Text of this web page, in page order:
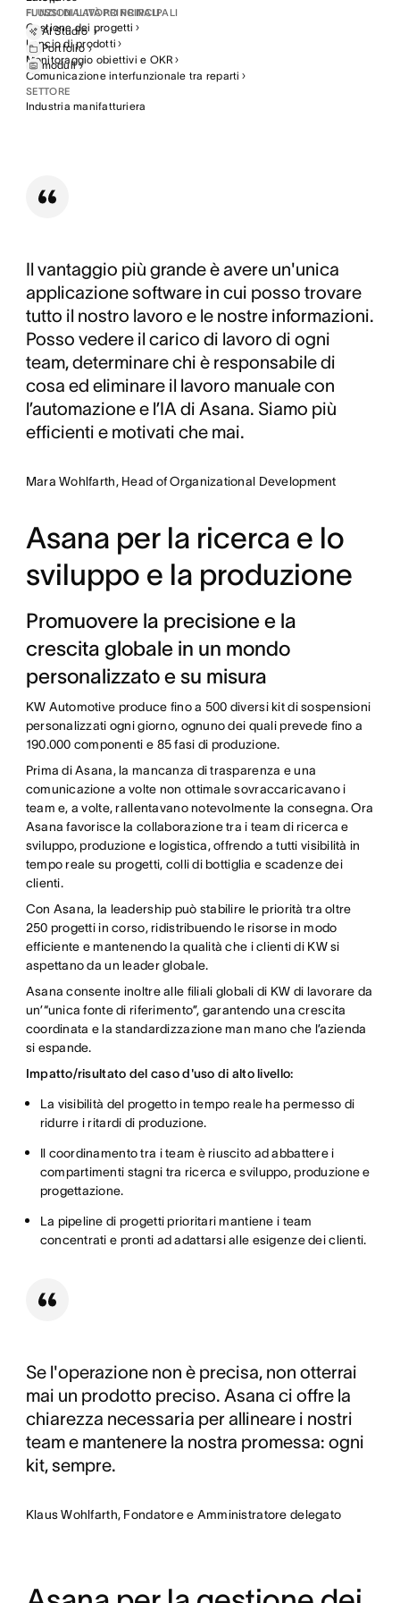
La scalabilità “su misura” richiedeva precisione e
agilità, cose semplicemente irraggiungibili con i soli
flussi di lavoro tradizionali.
L’implementazione di Asana ha eliminato il lavoro
manuale e ripetitivo e ha consentito la
standardizzazione dei processi, il tutto senza
sacrificare la flessibilità.
Flessibilità:Asana consente a KW di soddisfare le
esigenze specifiche dei clienti senza colli di bottiglia
operativi.
FLUSSI DI LAVORO PRINCIPALI
Gestione dei progetti
Lancio di prodotti
Monitoraggio obiettivi e OKR
Comunicazione interfunzionale tra reparti
SETTORE
Industria manifatturiera
FUNZIONALITÀ PRINCIPALI
AI Studio
Portfolio
moduli
Il vantaggio più grande è avere un'unica
applicazione software in cui posso trovare
tutto il nostro lavoro e le nostre informazioni.
Posso vedere il carico di lavoro di ogni
team, determinare chi è responsabile di
cosa ed eliminare il lavoro manuale con
l’automazione e l’IA di Asana. Siamo più
efficienti e motivati che mai.
Mara Wohlfarth, Head of Organizational Development
Asana per la ricerca e lo
sviluppo e la produzione
Promuovere la precisione e la
crescita globale in un mondo
personalizzato e su misura
KW Automotive produce fino a 500 diversi kit di sospensioni
personalizzati ogni giorno, ognuno dei quali prevede fino a
190.000 componenti e 85 fasi di produzione.
Prima di Asana, la mancanza di trasparenza e una
comunicazione a volte non ottimale sovraccaricavano i
team e, a volte, rallentavano notevolmente la consegna. Ora
Asana favorisce la collaborazione tra i team di ricerca e
sviluppo, produzione e logistica, offrendo a tutti visibilità in
tempo reale su progetti, colli di bottiglia e scadenze dei
clienti.
Con Asana, la leadership può stabilire le priorità tra oltre
250 progetti in corso, ridistribuendo le risorse in modo
efficiente e mantenendo la qualità che i clienti di KW si
aspettano da un leader globale.
Asana consente inoltre alle filiali globali di KW di lavorare da
un’“unica fonte di riferimento”, garantendo una crescita
coordinata e la standardizzazione man mano che l’azienda
si espande.
Impatto/risultato del caso d'uso di alto livello:
La visibilità del progetto in tempo reale ha permesso di
ridurre i ritardi di produzione.
Il coordinamento tra i team è riuscito ad abbattere i
compartimenti stagni tra ricerca e sviluppo, produzione e
progettazione.
La pipeline di progetti prioritari mantiene i team
concentrati e pronti ad adattarsi alle esigenze dei clienti.
Se l'operazione non è precisa, non otterrai
mai un prodotto preciso. Asana ci offre la
chiarezza necessaria per allineare i nostri
team e mantenere la nostra promessa: ogni
kit, sempre.
Klaus Wohlfarth, Fondatore e Amministratore delegato